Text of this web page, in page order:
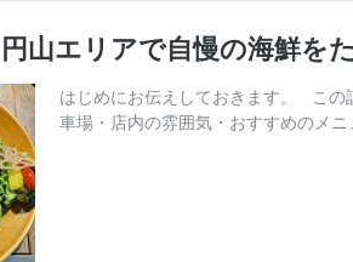
円山エリアで自慢の海鮮
はじめにお伝えしておきます。 この
車場・店内の雰囲気・おすすめのメ